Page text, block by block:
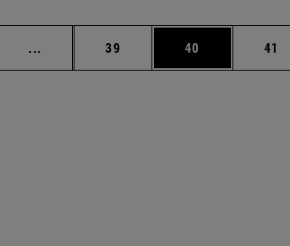
... Páginas intermedias Use TAB para
Página
39 Página
40 41